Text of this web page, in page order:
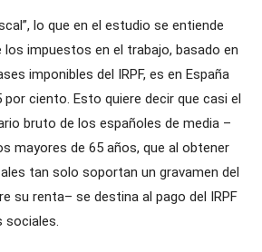
lo que en el estudio se entiende
los impuestos en el trabajo, basado en
imponibles del IRPF, es en España
por ciento. Esto quiere decir que casi el
bruto de los españoles de media –
mayores de 65 años, que al obtener
tan solo soportan un gravamen del
su renta– se destina al pago del IRPF
sociales.